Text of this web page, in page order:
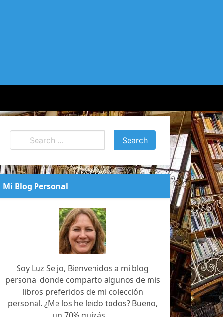
Mi Blog Personal
Soy Luz Seijo, Bienvenidos a mi blog
personal donde comparto algunos de mis
libros preferidos de mi colección
personal. ¿Me los he leído todos? Bueno,